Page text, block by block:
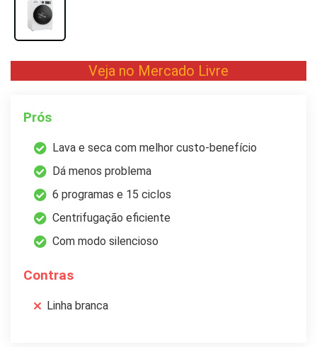
Veja no Mercado Livre
Prós
Lava e seca com melhor custo-benefício
Dá menos problema
6 programas e 15 ciclos
Centrifugação eficiente
Com modo silencioso
Contras
Linha branca